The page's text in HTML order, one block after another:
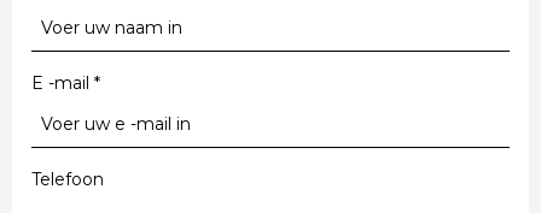
E -mail *
Telefoon